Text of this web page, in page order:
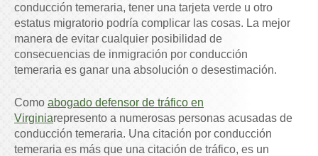
conducción temeraria, tener una tarjeta verde u otro
estatus migratorio podría complicar las cosas. La mejor
manera de evitar cualquier posibilidad de
consecuencias de inmigración por conducción
temeraria es ganar una absolución o desestimación.
Como abogado defensor de tráfico en
Virginiarepresento a numerosas personas acusadas de
conducción temeraria. Una citación por conducción
temeraria es más que una citación de tráfico, es un